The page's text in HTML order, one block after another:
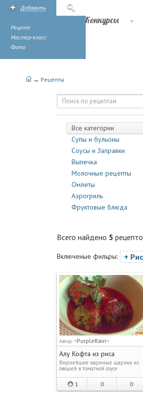
Добавить
Рецепт
Мастер-класс
Фото
Конкурсы
→ Рецепты
Рецепты |
Все категории
Супы и бульоны
Соусы и Заправки
Выпечка
Молочные рецепты
Омлеты
Аэрогриль
Фруктовые блюда
Всего найдено 5
Включеные фильры: +
Автор: ~PurpleRain~
Алу Кофта из риса
Вкуснейшие жареные шарики из
овощей в томатной соусе
1 0 0